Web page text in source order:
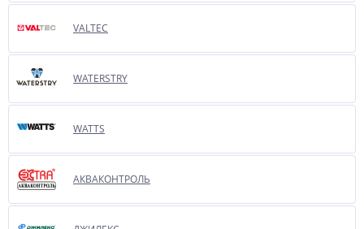
VALTEC
WATERSTRY
WATTS
АКВАКОНТРОЛЬ